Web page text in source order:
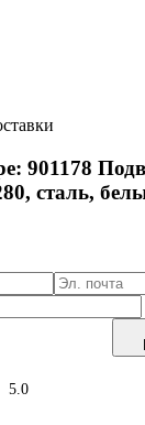
901178
сталь,
5.0